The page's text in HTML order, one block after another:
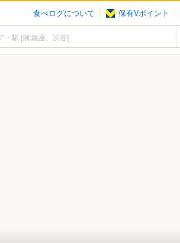
食べログについて 保有Vポイント